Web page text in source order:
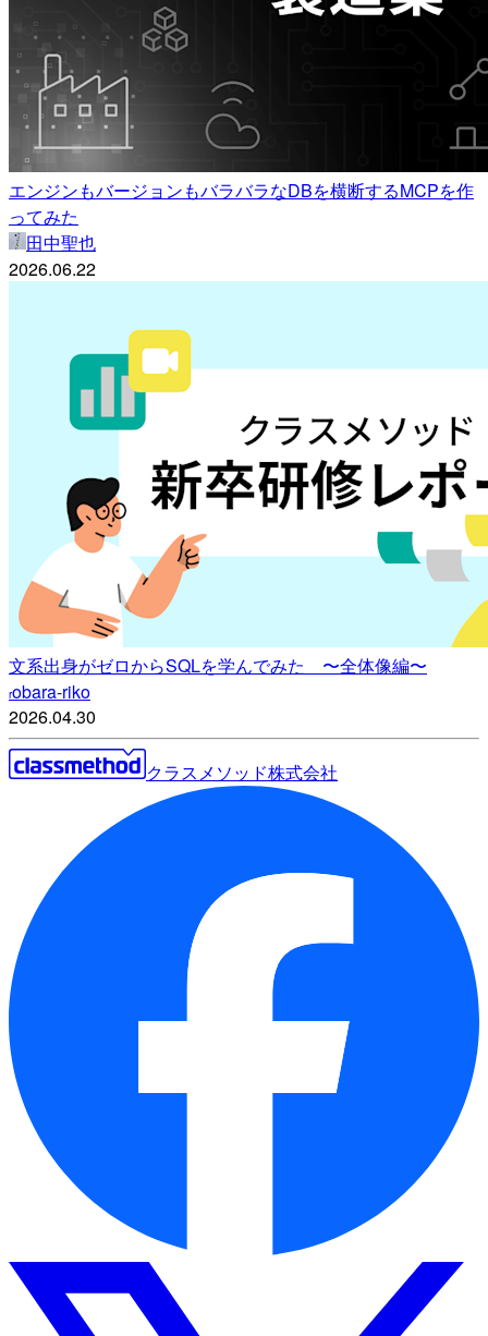
エンジンもバージョンもバラバラなDBを横断するMCPを作
ってみた
田中聖也
2026.06.22
文系出身がゼロからSQLを学んでみた 〜全体像編〜
robara-riko
2026.04.30
クラスメソッド株式会社